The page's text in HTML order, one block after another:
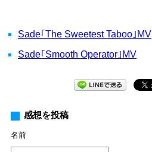
Sade｢The Sweetest Taboo｣MV
Sade｢Smooth Operator｣MV
感想を投稿
名前